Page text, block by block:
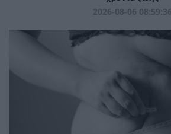
2026-08-06 08:59:36